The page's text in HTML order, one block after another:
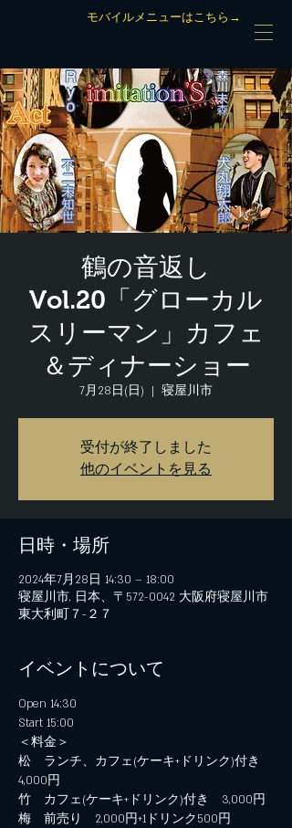
モバイルメニューはこちら→
鶴の音返し
Vol.20「グローカル
スリーマン」カフェ
＆ディナーショー
7月28日(日)
  |
寝屋川市
受付が終了しました
他のイベントを見る
日時・場所
2024年7月28日 14:30 – 18:00
寝屋川市, 日本、〒572-0042 大阪府寝屋川市
東大利町７−２７
イベントについて
Open 14:30
Start 15:00
＜料金＞
松　ランチ、カフェ(ケーキ+ドリンク)付き
4,000円
竹　カフェ(ケーキ+ドリンク)付き　3,000円
梅　前売り　2,000円+1ドリンク500円